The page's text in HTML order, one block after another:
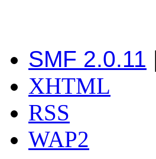
SMF 2.0.11
XHTML
RSS
WAP2